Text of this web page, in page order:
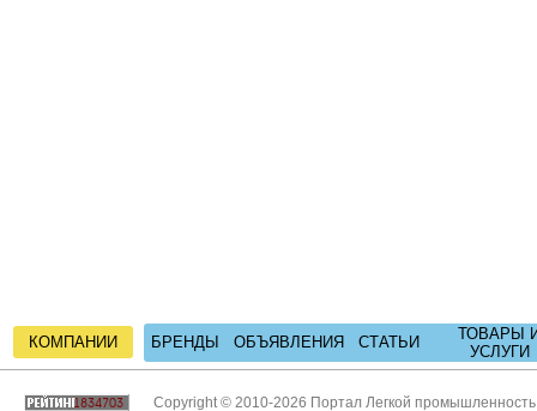
КОМПАНИИ БРЕНДЫ ОБЪЯВЛЕНИЯ СТАТЬИ
ТОВАРЫ
УСЛУГИ
Copyright © 2010-2026 Портал Легкой